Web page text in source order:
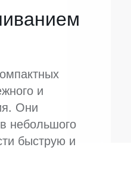
и
Они
небольшого
быструю и